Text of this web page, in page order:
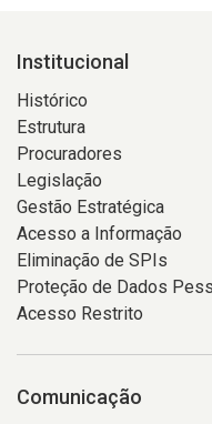
Institucional
Histórico
Estrutura
Procuradores
Legislação
Gestão Estratégica
Acesso a Informação
Eliminação de SPIs
Proteção de Dados
Acesso Restrito
Comunicação